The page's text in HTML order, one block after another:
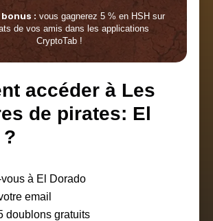
: vous gagnerez 5 % en HSH sur
de vos amis dans les applications
CryptoTab !
accéder à Les
de pirates: El
?
à El Dorado
email
doublons gratuits